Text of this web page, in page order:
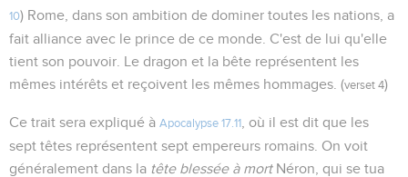
10) Rome, dans son ambition de dominer toutes les nations, a
fait alliance avec le prince de ce monde. C'est de lui qu'elle
tient son pouvoir. Le dragon et la bête représentent les
mêmes intérêts et reçoivent les mêmes hommages. (verset 4)
Ce trait sera expliqué à Apocalypse 17.11
, où il est dit que les
sept têtes représentent sept empereurs romains. On voit
généralement dans la tête blessée à mortNéron, qui se tua